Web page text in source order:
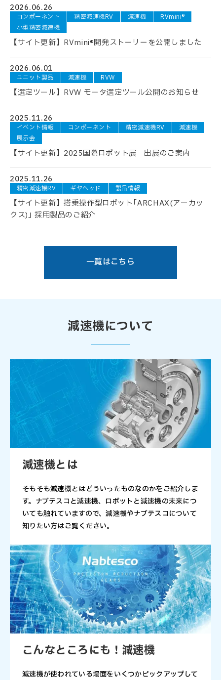
2026.06.26
コンポーネント 精密減速機RV 減速機
RVmini®
小型精密減速機
【サイト更新】RVmini®開発ストーリーを公開しました
2026.06.01
ユニット製品 減速機 RVW
【選定ツール】RVW モータ選定ツール公開のお知らせ
2025.11.26
イベント情報 コンポーネント 精密減速機RV
減速機
展示会
【サイト更新】2025国際ロボット展 出展のご案内
2025.11.26
精密減速機RV ギヤヘッド 製品情報
【サイト更新】搭乗操作型ロボット｢ARCHAX(アーカッ
クス)｣ 採用製品のご紹介
一覧はこちら
減速機について
減速機とは
そもそも減速機とはどういったものなのかをご紹介しま
す。ナブテスコと減速機、ロボットと減速機の未来につ
いても触れていますので、減速機やナブテスコについて
知りたい方はご覧ください。
こんなところにも！減速機
減速機が使われている場面をいくつかピックアップして